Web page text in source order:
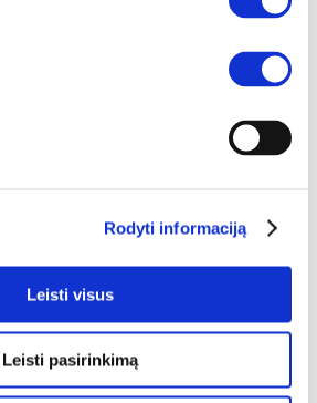
Rodyti informaciją
Leisti visus
Leisti pasirinkimą